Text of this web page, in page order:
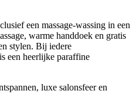
een massage-wassing in een
warme handdoek en gratis
stylen. Bij iedere
een heerlijke paraffine
luxe salonsfeer en